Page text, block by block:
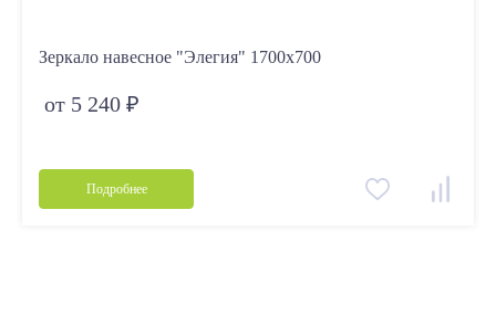
Зеркало навесное "Элегия" 1700х700
от 5 240 ₽
Подробнее